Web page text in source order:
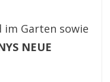
im Garten sowie
NEUE